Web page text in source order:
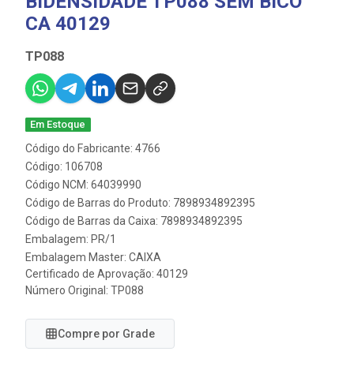
CA 40129
TP088
Em Estoque
Código do Fabricante: 4766
Código: 106708
Código NCM: 64039990
Código de Barras do Produto: 7898934892395
Código de Barras da Caixa: 7898934892395
Embalagem: PR/1
Embalagem Master: CAIXA
Certificado de Aprovação: 40129
Número Original: TP088
Compre por Grade